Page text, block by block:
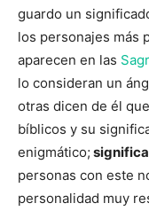
guardo un
los personajes más
aparecen en las
lo consideran un
otras dicen de él
bíblicos y su
enigmático;
personas con este
personalidad muy